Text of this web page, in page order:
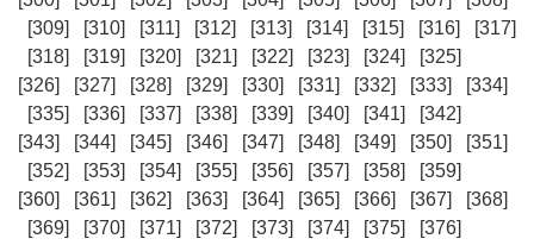
[309]
[310] [311] [312] [313] [314] [315] [316]
[317]
[318]
[319] [320] [321] [322] [323] [324]
[325]
[326]
[327] [328] [329] [330] [331] [332] [333]
[334]
[335]
[336] [337] [338] [339] [340] [341]
[342]
[343]
[344] [345] [346] [347] [348] [349] [350]
[351]
[352]
[353] [354] [355] [356] [357] [358]
[359]
[360]
[361] [362] [363] [364] [365] [366] [367]
[368]
[369]
[370] [371] [372] [373] [374] [375]
[376]